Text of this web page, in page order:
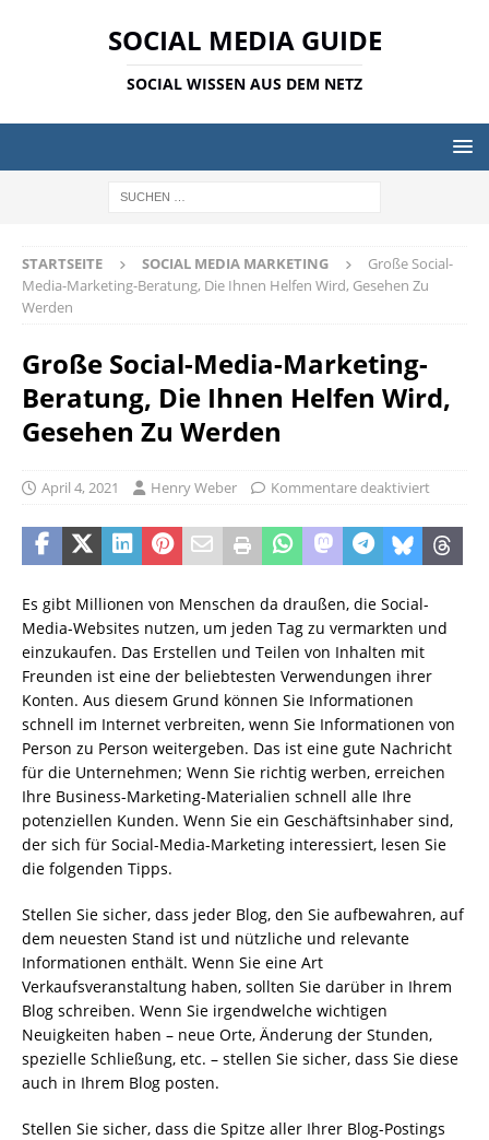
SOCIAL MEDIA GUIDE
SOCIAL WISSEN AUS DEM NETZ
STARTSEITE SOCIAL MEDIA MARKETING
Große Social-
Media-Marketing-Beratung, Die Ihnen Helfen Wird, Gesehen Zu
Werden
Große Social-Media-Marketing-
Beratung, Die Ihnen Helfen Wird,
Gesehen Zu Werden
April 4, 2021 Henry Weber Kommentare deaktiviert
Es gibt Millionen von Menschen da draußen, die Social-
Media-Websites nutzen, um jeden Tag zu vermarkten und
einzukaufen. Das Erstellen und Teilen von Inhalten mit
Freunden ist eine der beliebtesten Verwendungen ihrer
Konten. Aus diesem Grund können Sie Informationen
schnell im Internet verbreiten, wenn Sie Informationen von
Person zu Person weitergeben. Das ist eine gute Nachricht
für die Unternehmen; Wenn Sie richtig werben, erreichen
Ihre Business-Marketing-Materialien schnell alle Ihre
potenziellen Kunden. Wenn Sie ein Geschäftsinhaber sind,
der sich für Social-Media-Marketing interessiert, lesen Sie
die folgenden Tipps.
Stellen Sie sicher, dass jeder Blog, den Sie aufbewahren, auf
dem neuesten Stand ist und nützliche und relevante
Informationen enthält. Wenn Sie eine Art
Verkaufsveranstaltung haben, sollten Sie darüber in Ihrem
Blog schreiben. Wenn Sie irgendwelche wichtigen
Neuigkeiten haben – neue Orte, Änderung der Stunden,
spezielle Schließung, etc. – stellen Sie sicher, dass Sie diese
auch in Ihrem Blog posten.
Stellen Sie sicher, dass die Spitze aller Ihrer Blog-Postings